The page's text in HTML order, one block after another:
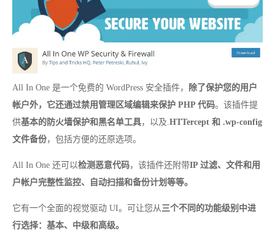
All In One 是一个免费的 WordPress 安全插件，
除了保护您的用户
帐户外，它还通过禁用管理区域编辑来保护 PHP 代码。该插件提
供基本的防火墙保护和黑名单工具，以及. HTTercept 和 .wp-config
文件备份，包括方便的还原选项。
All In One 还可以检测恶意代码，该插件还附带IP 过滤、文件和用
户帐户完整性监控、自动扫描和备份计划等等。
它有一个全面的视觉驱动 UI。可让您从 三个不同的功能级别中进
行选择：基本、中级和高级。